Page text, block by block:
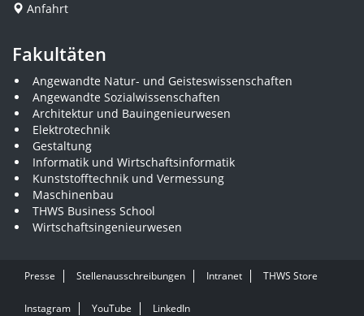
Anfahrt
Fakultäten
Angewandte Natur- und Geisteswissenschaften
Angewandte Sozialwissenschaften
Architektur und Bauingenieurwesen
Elektrotechnik
Gestaltung
Informatik und Wirtschaftsinformatik
Kunststofftechnik und Vermessung
Maschinenbau
THWS Business School
Wirtschaftsingenieurwesen
Presse Stellenausschreibungen Intranet THWS Store
Instagram YouTube LinkedIn